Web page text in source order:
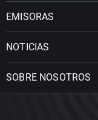
EMISORAS
NOTICIAS
SOBRE NOSOTROS